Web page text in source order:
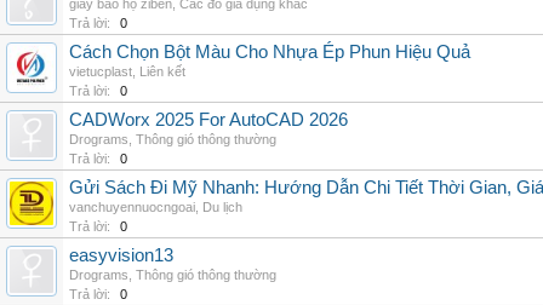
giày bảo hộ ziben Các đồ gia dụng khác
Trả lời:
0
Cách Chọn Bột Màu Cho Nhựa Ép Phun Hiệu Quả
vietucplast Liên kết
Trả lời:
0
CADWorx 2025 For AutoCAD 2026
Drograms Thông gió thông thường
Trả lời:
0
Gửi Sách Đi Mỹ Nhanh: Hướng Dẫn Chi Tiết Thời Gian,
vanchuyennuocngoai Du lịch
Trả lời:
0
easyvision13
Drograms Thông gió thông thường
Trả lời:
0